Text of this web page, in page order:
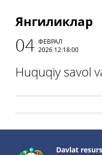
Янгиликлар
04 ФЕВРАЛ
2026 12:18:00
Huquqiy savol
Davlat